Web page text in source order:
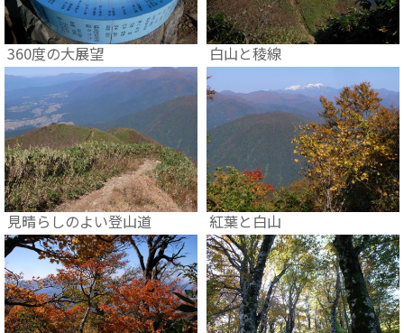
360度の大展望 白山と稜線
見晴らしのよい登山道 紅葉と白山